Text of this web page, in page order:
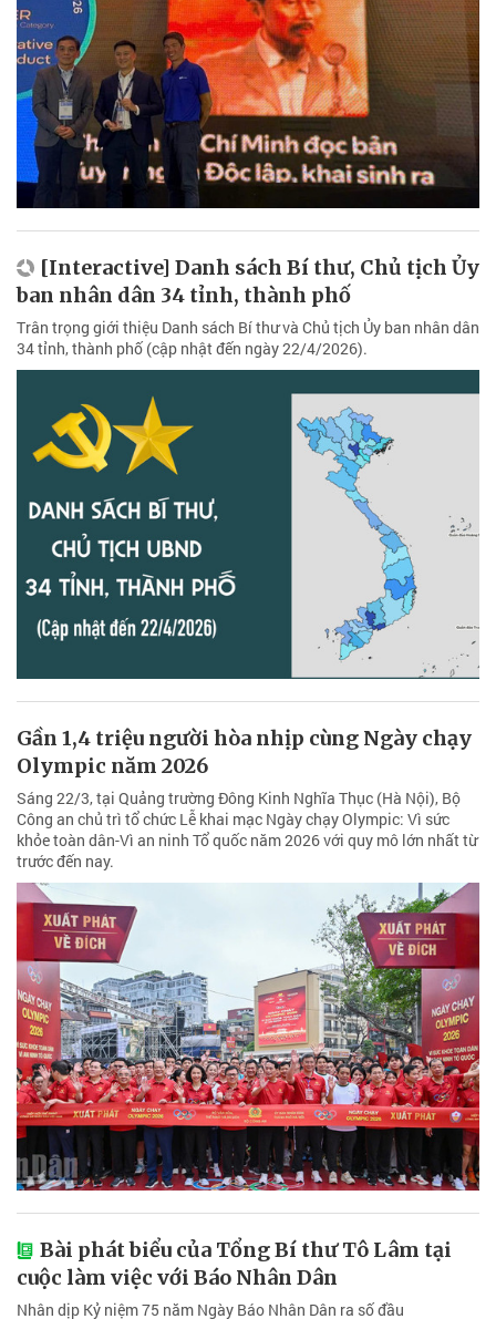
[Interactive] Danh sách Bí thư, Chủ tịch Ủy
ban nhân dân 34 tỉnh, thành phố
Trân trọng giới thiệu Danh sách Bí thư và Chủ tịch Ủy ban nhân dân
34 tỉnh, thành phố (cập nhật đến ngày 22/4/2026).
Gần 1,4 triệu người hòa nhịp cùng Ngày chạy
Olympic năm 2026
Sáng 22/3, tại Quảng trường Đông Kinh Nghĩa Thục (Hà Nội), Bộ
Công an chủ trì tổ chức Lễ khai mạc Ngày chạy Olympic: Vì sức
khỏe toàn dân-Vì an ninh Tổ quốc năm 2026 với quy mô lớn nhất từ
trước đến nay.
Bài phát biểu của Tổng Bí thư Tô Lâm tại
cuộc làm việc với Báo Nhân Dân
Nhân dịp Kỷ niệm 75 năm Ngày Báo Nhân Dân ra số đầu